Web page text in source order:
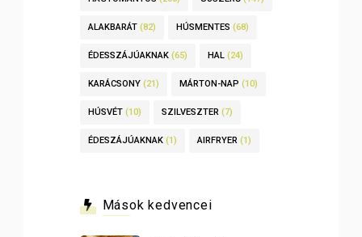
ALAKBARÁT (82) HÚSMENTES (68)
ÉDESSZÁJÚAKNAK (65) HAL (24)
KARÁCSONY (21) MÁRTON-NAP (10)
HÚSVÉT (10) SZILVESZTER (7)
ÉDESZÁJÚAKNAK (1) AIRFRYER (1)
Mások kedvencei